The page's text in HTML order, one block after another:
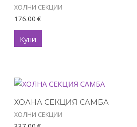
product
ХОЛНИ СЕКЦИИ
176.00 €
Купи
ХОЛНА СЕКЦИЯ САМБА
ХОЛНИ СЕКЦИИ